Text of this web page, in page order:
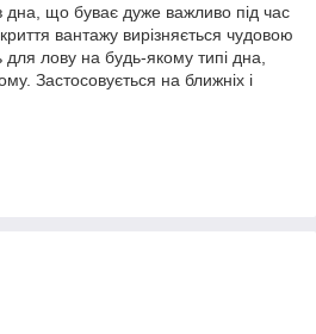
дна, що буває дуже важливо під час
вантажу вирізняється чудовою
для лову на будь-якому типі дна,
Застосовується на ближніх і